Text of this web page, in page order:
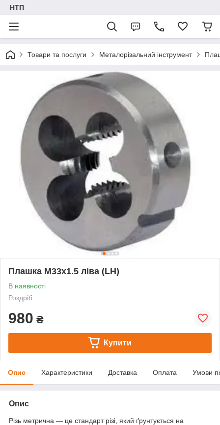
НТП
Товари та послуги Металорізальний інструмент
Плашка М33х1.5 ліва (LH)
В наявності
Роздріб
980 ₴
Купити
Опис Характеристики Доставка Оплата Умови
Опис
Різь метрична — це стандарт різі, який ґрунтується на